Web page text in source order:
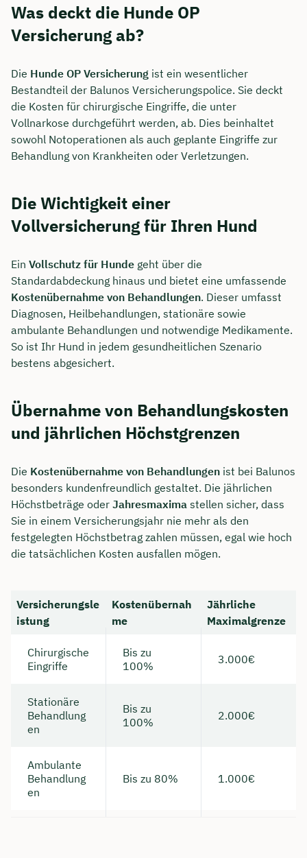
Was deckt die Hunde OP
Versicherung ab?
Die Hunde OP Versicherung ist ein wesentlicher
Bestandteil der Balunos Versicherungspolice. Sie deckt
die Kosten für chirurgische Eingriffe, die unter
Vollnarkose durchgeführt werden, ab. Dies beinhaltet
sowohl Notoperationen als auch geplante Eingriffe zur
Behandlung von Krankheiten oder Verletzungen.
Die Wichtigkeit einer
Vollversicherung für Ihren Hund
Ein Vollschutz für Hunde geht über die
Standardabdeckung hinaus und bietet eine umfassende
Kostenübernahme von Behandlungen. Dieser umfasst
Diagnosen, Heilbehandlungen, stationäre sowie
ambulante Behandlungen und notwendige Medikamente.
So ist Ihr Hund in jedem gesundheitlichen Szenario
bestens abgesichert.
Übernahme von Behandlungskosten
und jährlichen Höchstgrenzen
Die Kostenübernahme von Behandlungen ist bei Balunos
besonders kundenfreundlich gestaltet. Die jährlichen
Höchstbeträge oder Jahresmaxima stellen sicher, dass
Sie in einem Versicherungsjahr nie mehr als den
festgelegten Höchstbetrag zahlen müssen, egal wie hoch
die tatsächlichen Kosten ausfallen mögen.
Versicherungsle
istung
Kostenübernah
me
Jährliche
Maximalgrenze
Chirurgische
Eingriffe
Bis zu
100%
3.000€
Stationäre
Behandlung
en
Bis zu
100%
2.000€
Ambulante
Behandlung
en
Bis zu 80% 1.000€